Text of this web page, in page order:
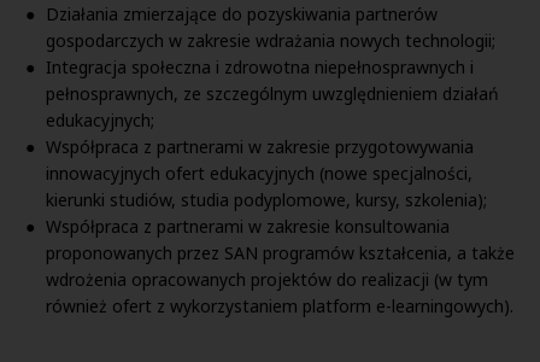
Działania zmierzające do pozyskiwania partnerów
gospodarczych w zakresie wdrażania nowych technologii;
Integracja społeczna i zdrowotna niepełnosprawnych i
pełnosprawnych, ze szczególnym uwzględnieniem działań
edukacyjnych;
Współpraca z partnerami w zakresie przygotowywania
innowacyjnych ofert edukacyjnych (nowe specjalności,
kierunki studiów, studia podyplomowe, kursy, szkolenia);
Współpraca z partnerami w zakresie konsultowania
proponowanych przez SAN programów kształcenia, a także
wdrożenia opracowanych projektów do realizacji (w tym
również ofert z wykorzystaniem platform e-learningowych).